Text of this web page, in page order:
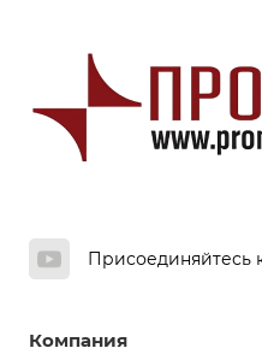
Присоединяйтесь
Компания